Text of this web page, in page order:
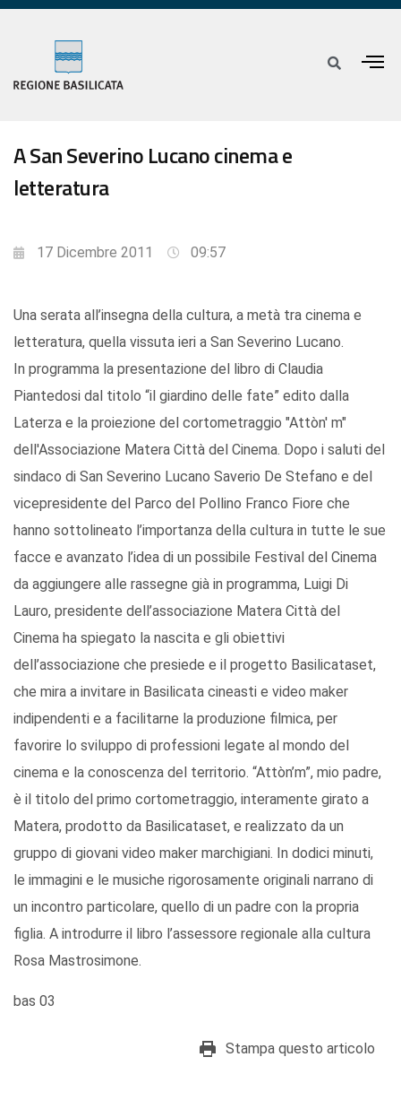
A San Severino Lucano cinema e
letteratura
17 Dicembre 2011 09:57
Una serata all’insegna della cultura, a metà tra cinema e
letteratura, quella vissuta ieri a San Severino Lucano.
In programma la presentazione del libro di Claudia
Piantedosi dal titolo “il giardino delle fate” edito dalla
Laterza e la proiezione del cortometraggio "Attòn' m"
dell'Associazione Matera Città del Cinema. Dopo i saluti del
sindaco di San Severino Lucano Saverio De Stefano e del
vicepresidente del Parco del Pollino Franco Fiore che
hanno sottolineato l’importanza della cultura in tutte le sue
facce e avanzato l’idea di un possibile Festival del Cinema
da aggiungere alle rassegne già in programma, Luigi Di
Lauro, presidente dell’associazione Matera Città del
Cinema ha spiegato la nascita e gli obiettivi
dell’associazione che presiede e il progetto Basilicataset,
che mira a invitare in Basilicata cineasti e video maker
indipendenti e a facilitarne la produzione filmica, per
favorire lo sviluppo di professioni legate al mondo del
cinema e la conoscenza del territorio. “Attòn’m”, mio padre,
è il titolo del primo cortometraggio, interamente girato a
Matera, prodotto da Basilicataset, e realizzato da un
gruppo di giovani video maker marchigiani. In dodici minuti,
le immagini e le musiche rigorosamente originali narrano di
un incontro particolare, quello di un padre con la propria
figlia. A introdurre il libro l’assessore regionale alla cultura
Rosa Mastrosimone.
bas 03
Stampa questo articolo